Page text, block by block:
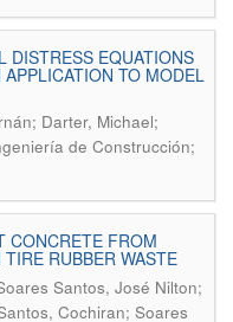
DISTRESS EQUATIONS
TO MODEL
Darter, Michael;
de Construcción;
CONCRETE FROM
RUBBER WASTE
Santos, José Nilton;
Cochiran; Soares